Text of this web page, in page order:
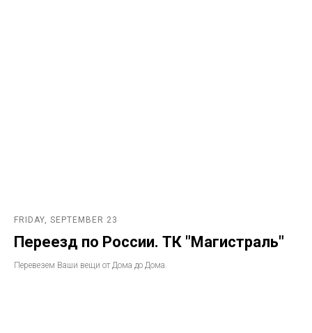
FRIDAY, SEPTEMBER 23
Переезд по России. ТК "Магистраль"
Перевезем Ваши вещи от Дома до Дома.